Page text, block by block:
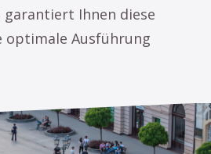
garantiert Ihnen diese
optimale Ausführung